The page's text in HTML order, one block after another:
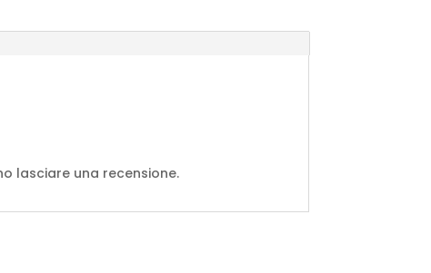
lasciare una recensione.